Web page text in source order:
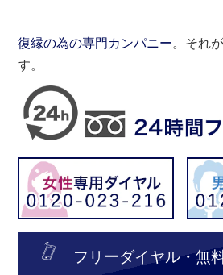
復縁の為の専門カンパニー。それ
す。
フリーダイヤル・無